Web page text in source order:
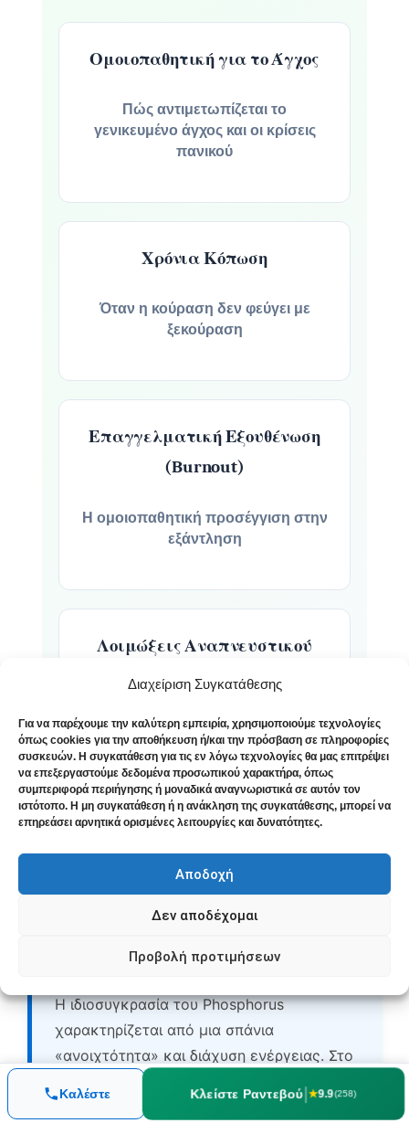
Διαχείριση Συγκατάθεσης
Για να παρέχουμε την καλύτερη εμπειρία, χρησιμοποιούμε τεχνολογίες
όπως cookies για την αποθήκευση ή/και την πρόσβαση σε πληροφορίες
συσκευών. Η συγκατάθεση για τις εν λόγω τεχνολογίες θα μας επιτρέψει
να επεξεργαστούμε δεδομένα προσωπικού χαρακτήρα, όπως
συμπεριφορά περιήγησης ή μοναδικά αναγνωριστικά σε αυτόν τον
ιστότοπο. Η μη συγκατάθεση ή η ανάκληση της συγκατάθεσης, μπορεί να
επηρεάσει αρνητικά ορισμένες λειτουργίες και δυνατότητες.
Αποδοχή
Δεν αποδέχομαι
Προβολή προτιμήσεων
Ομοιοπαθητική για το Άγχος
Πώς αντιμετωπίζεται το
γενικευμένο άγχος και οι κρίσεις
πανικού
Χρόνια Κόπωση
Όταν η κούραση δεν φεύγει με
ξεκούραση
Επαγγελματική Εξουθένωση
(Burnout)
Η ομοιοπαθητική προσέγγιση στην
εξάντληση
Λοιμώξεις Αναπνευστικού
Υποτροπιάζουσες λαρυγγίτιδες,
βρογχίτιδες, κρυολογήματα
🎥 Ο Phosphorus μέσα από τη ματιά
του Γ. Βυθούλκα
Η ιδιοσυγκρασία του Phosphorus
χαρακτηρίζεται από μια σπάνια
«ανοιχτότητα» και διάχυση ενέργειας. Στο
βίντεο αυτό, ο
Γιώργος Βυθούλκας
, εξηγεί πώς η έλλειψη
Καλέστε Κλείστε Ραντεβού ★9.9(258)